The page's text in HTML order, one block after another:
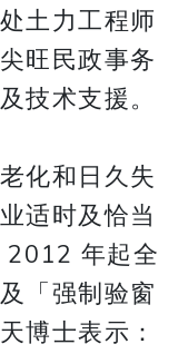
土力工程师
旺民政事务
技术支援。
化和日久失
适时及恰当
2012 年起全
「强制验窗
博士表示：